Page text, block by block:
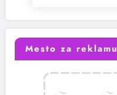
Mesto za reklamu